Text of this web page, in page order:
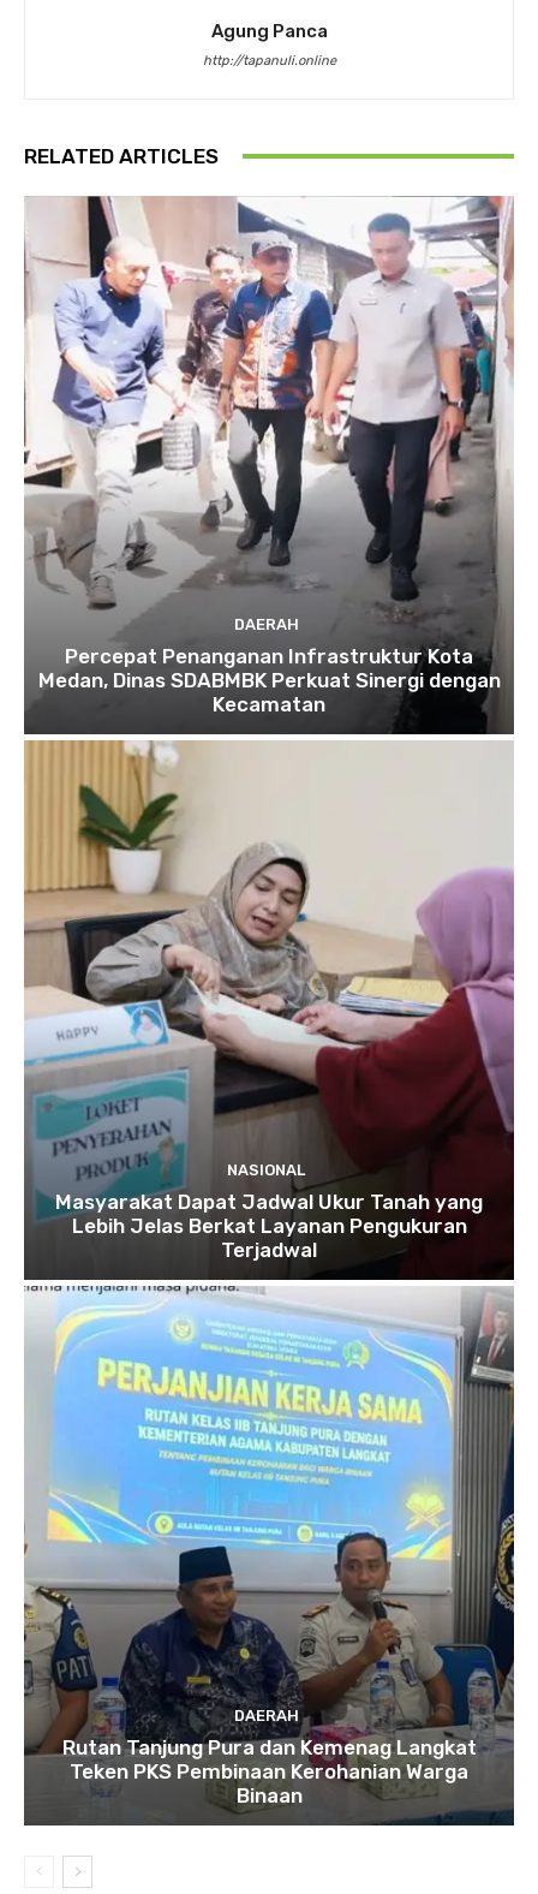
Agung Panca
http://tapanuli.online
RELATED ARTICLES
DAERAH
Percepat Penanganan Infrastruktur Kota
Medan, Dinas SDABMBK Perkuat Sinergi dengan
Kecamatan
NASIONAL
Masyarakat Dapat Jadwal Ukur Tanah yang
Lebih Jelas Berkat Layanan Pengukuran
Terjadwal
DAERAH
Rutan Tanjung Pura dan Kemenag Langkat
Teken PKS Pembinaan Kerohanian Warga
Binaan